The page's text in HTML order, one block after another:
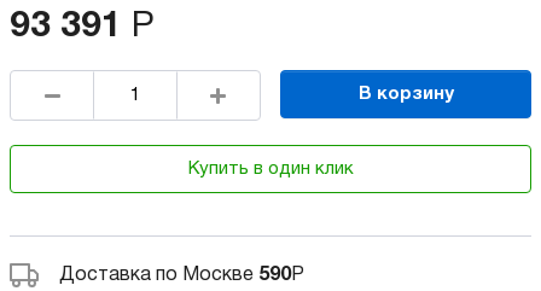
93 391 Р
В корзину
Купить в один клик
Доставка по Москве 590Р